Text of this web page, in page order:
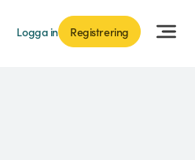
Logga in Registrering